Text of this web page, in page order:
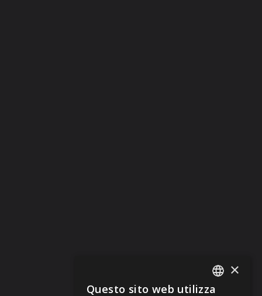
ITALIAN
×
Questo sito web utilizza